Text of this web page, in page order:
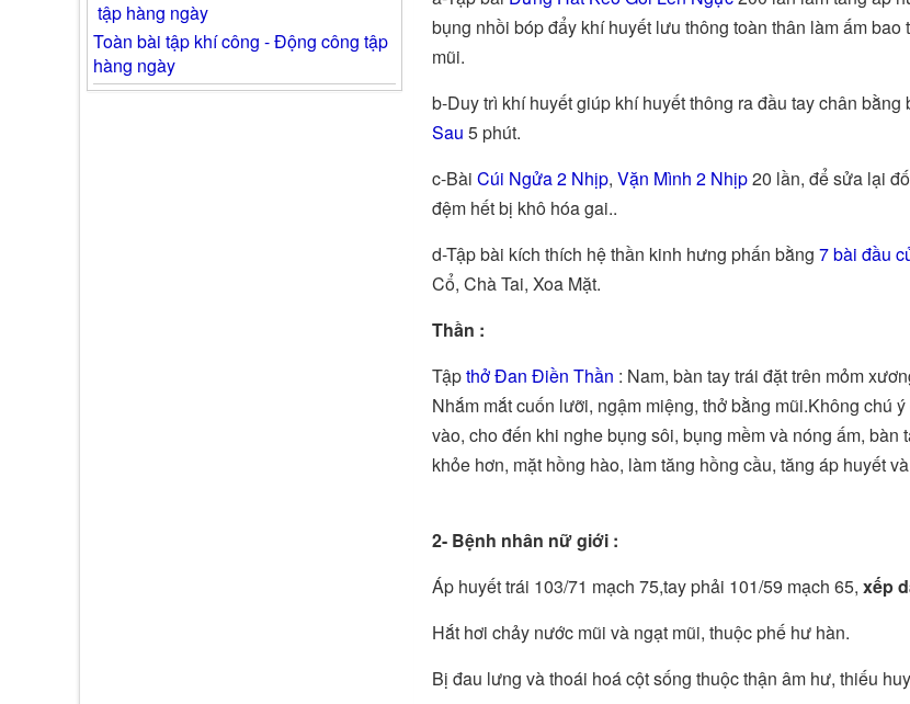
bụng nhồi bóp đẩy khí huyết lưu thông toàn thân làm ấm
mũi.
b-Duy trì khí huyết giúp khí huyết thông ra đầu tay chân bằng
Sau 5 phút.
c-Bài Cúi Ngửa 2 Nhịp, Vặn Mình 2 Nhịp20 lần, để sửa lại
đệm hết bị khô hóa gai..
d-Tập bài kích thích hệ thần kinh hưng phấn bằng 7 bài đầu
Cổ, Chà Tai, Xoa Mặt.
Thần :
Tậpthở Đan Điền Thần : Nam, bàn tay trái đặt trên mỏm
Nhắm mắt cuốn lưỡi, ngậm miệng, thở bằng mũi.Không chú
vào, cho đến khi nghe bụng sôi, bụng mềm và nóng ấm,
khỏe hơn, mặt hồng hào, làm tăng hồng cầu, tăng áp huyết
2- Bệnh nhân nữ giới :
Áp huyết trái 103/71 mạch 75,tay phải 101/59 mạch 65, xếp
Hắt hơi chảy nước mũi và ngạt mũi, thuộc phế hư hàn.
Bị đau lưng và thoái hoá cột sống thuộc thận âm hư, thiếu
Toàn bài tập khí công - Động công tập
hàng ngày